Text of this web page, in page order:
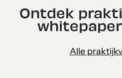
Ontdek
Alle